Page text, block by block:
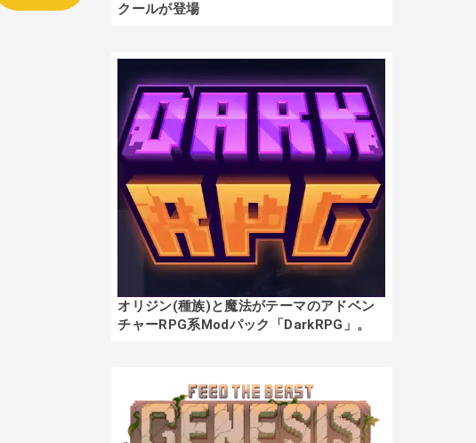
クールが登場
オリジン(種族)と魔法がテーマのアドベン
チャーRPG系Modパック「DarkRPG」。